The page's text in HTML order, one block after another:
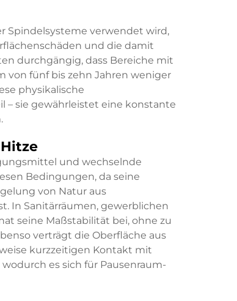
Spindelsysteme verwendet wird,
und die damit
durchgängig, dass Bereiche mit
von fünf bis zehn Jahren weniger
physikalische
– sie gewährleistet eine konstante
und wechselnde
Bedingungen, da seine
von Natur aus
In Sanitärräumen, gewerblichen
seine Maßstabilität bei, ohne zu
verträgt die Oberfläche aus
kurzzeitigen Kontakt mit
es sich für Pausenraum-